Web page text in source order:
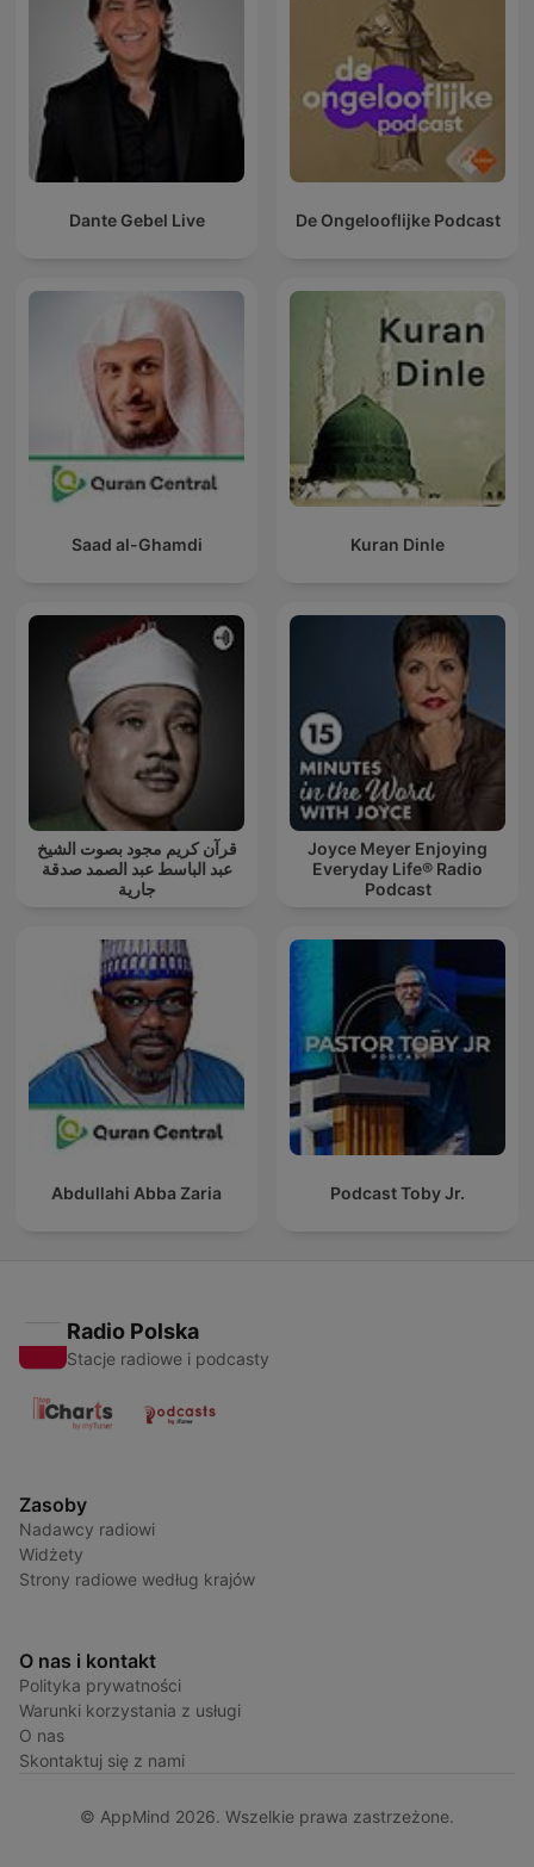
Dante Gebel Live De Ongelooflijke Podcast
Saad al-Ghamdi Kuran Dinle
قرآن كريم مجود بصوت الشيخ
عبد الباسط عبد الصمد صدقة
جارية
Joyce Meyer Enjoying
Everyday Life® Radio
Podcast
Abdullahi Abba Zaria Podcast Toby Jr.
Radio Polska
Stacje radiowe i podcasty
Zasoby
Nadawcy radiowi
Widżety
Strony radiowe według krajów
O nas i kontakt
Polityka prywatności
Warunki korzystania z usługi
O nas
Skontaktuj się z nami
© AppMind 2026. Wszelkie prawa zastrzeżone.